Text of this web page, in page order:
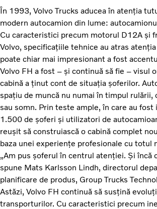
În 1993, Volvo Trucks aducea în atenția
modern autocamion din lume:
Cu caracteristici precum motorul D12A și
Volvo, specificațiile tehnice au atras
poate chiar mai impresionant a fost
Volvo FH a fost – și continuă să fie – visul
cabină a ținut cont de situația șoferilor.
spațiu de muncă nu numai în timpul rulării,
sau somn. Prin teste ample, în care au
1.500 de șoferi și utilizatori de
reușit să construiască o cabină complet
baza unei experiențe profesionale cu totul
„Am pus șoferul în centrul atenției. Și încă
spune Mats Karlsson Lindh, directorul
planificare de produs, Group Trucks
Astăzi, Volvo FH continuă să susțină
transporturilor. Cu caracteristici precum